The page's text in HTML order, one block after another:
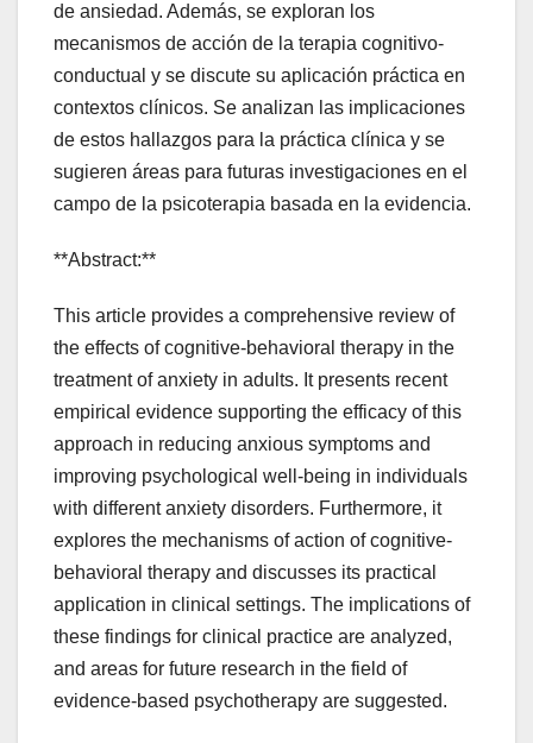
de ansiedad. Además, se exploran los
mecanismos de acción de la terapia cognitivo-
conductual y se discute su aplicación práctica en
contextos clínicos. Se analizan las implicaciones
de estos hallazgos para la práctica clínica y se
sugieren áreas para futuras investigaciones en el
campo de la psicoterapia basada en la evidencia.
**Abstract:**
This article provides a comprehensive review of
the effects of cognitive-behavioral therapy in the
treatment of anxiety in adults. It presents recent
empirical evidence supporting the efficacy of this
approach in reducing anxious symptoms and
improving psychological well-being in individuals
with different anxiety disorders. Furthermore, it
explores the mechanisms of action of cognitive-
behavioral therapy and discusses its practical
application in clinical settings. The implications of
these findings for clinical practice are analyzed,
and areas for future research in the field of
evidence-based psychotherapy are suggested.